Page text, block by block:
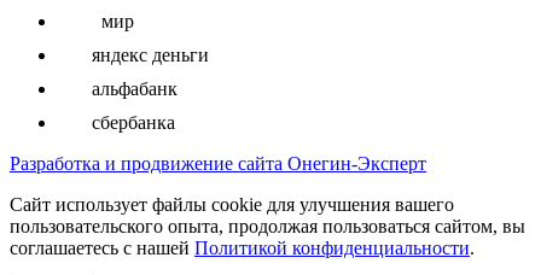
мир
яндекс деньги
альфабанк
сбербанка
Разработка и продвижение сайта Онегин-Эксперт
Cайт использует файлы cookie для улучшения вашего
пользовательского опыта, продолжая пользоваться сайтом, вы
соглашаетесь с нашей Политикой конфиденциальности.